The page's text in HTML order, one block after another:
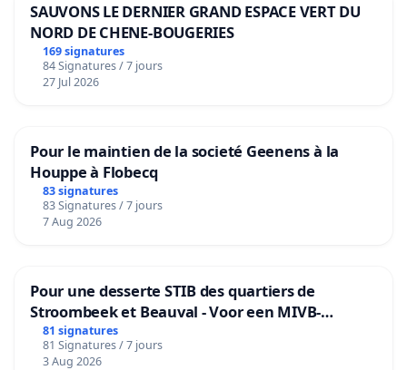
SAUVONS LE DERNIER GRAND ESPACE VERT DU
NORD DE CHENE-BOUGERIES
169 signatures
84 Signatures / 7 jours
27 Jul 2026
Pour le maintien de la societé Geenens à la
Houppe à Flobecq
83 signatures
83 Signatures / 7 jours
7 Aug 2026
Pour une desserte STIB des quartiers de
Stroombeek et Beauval - Voor een MIVB-
bediening van de wijken Strombeek en Het
Voor
81 signatures
81 Signatures / 7 jours
3 Aug 2026